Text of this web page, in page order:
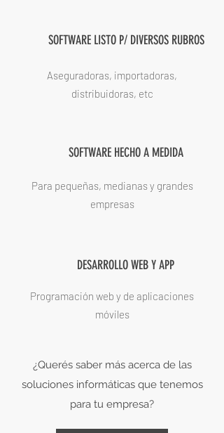
SOFTWARE LISTO P/ DIVERSOS RUBROS
Aseguradoras, importadoras,
distribuidoras, etc
SOFTWARE HECHO A MEDIDA
Para pequeñas, medianas y grandes
empresas
DESARROLLO WEB Y APP
Programación web y de aplicaciones
móviles
¿Querés saber más acerca de las
soluciones informáticas que tenemos
para tu empresa?